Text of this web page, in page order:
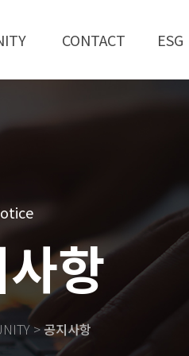
CONTACT ESG
항
>공지사항